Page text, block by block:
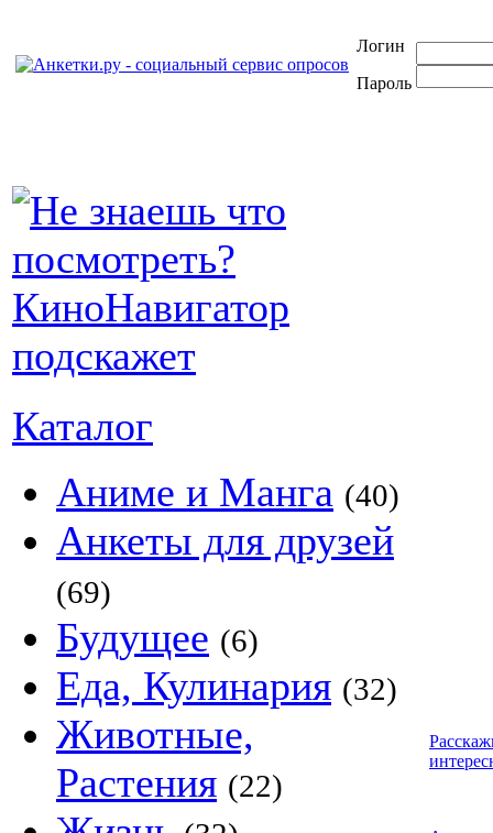
Логин
Пароль
Каталог
Аниме и Манга (40)
Анкеты для друзей
(69)
Будущее (6)
Еда, Кулинария (32)
Животные,
Растения (22)